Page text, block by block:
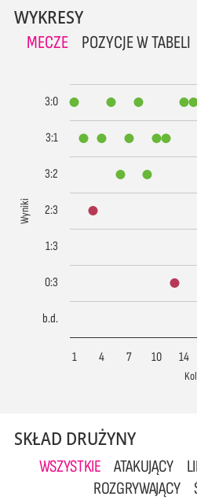
WYKRESY
MECZE POZYCJE W TABELI
Wyniki
1 7 14
4 10
b.d.
0:3
1:3
2:3
3:2
3:1
3:0
SKŁAD DRUŻYNY
WSZYSTKIE ATAKUJĄCY
ROZGRYWAJĄCY